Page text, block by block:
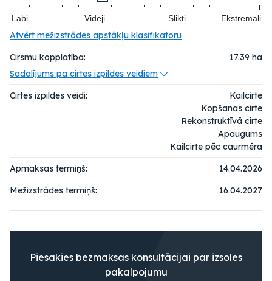
Labi Vidēji Slikti Ekstremāli
Atvērt mežizstrādes apstākļu klasifikatoru
Cirsmu kopplatība:
17.39 ha
Sadalījums pa cirtes izpildes veidiem
Cirtes izpildes veidi:
Kailcirte
Kopšanas cirte
Rekonstruktīvā cirte
Apaugums
Kailcirte pēc caurmēra
Apmaksas termiņš:
14.04.2026
Mežizstrādes termiņš:
16.04.2027
Piesakies bezmaksas konsultācijai par izsoles
pakalpojumu